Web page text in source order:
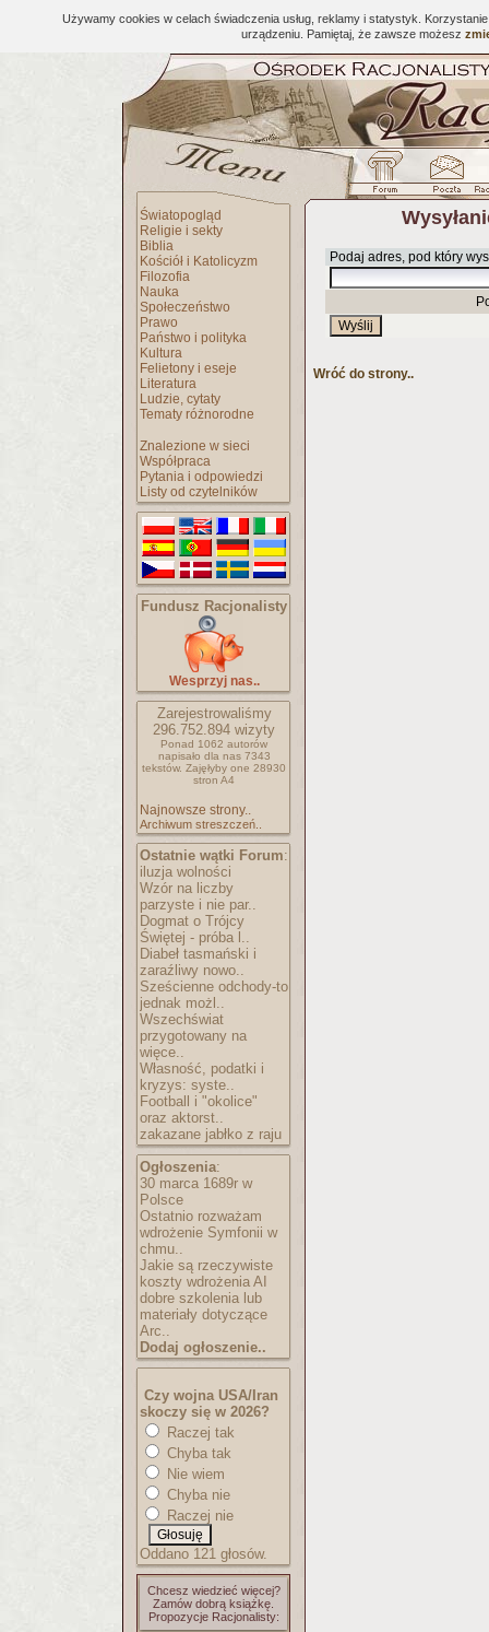
Używamy cookies w celach świadczenia usług, reklamy i statystyk.
urządzeniu. Pamiętaj, że zawsze możesz
Światopogląd
Religie i sekty
Biblia
Kościół i Katolicyzm
Filozofia
Nauka
Społeczeństwo
Prawo
Państwo i polityka
Kultura
Felietony i eseje
Literatura
Ludzie, cytaty
Tematy różnorodne
Znalezione w sieci
Współpraca
Pytania i odpowiedzi
Listy od czytelników
Fundusz Racjonalisty
Wesprzyj nas..
Zarejestrowaliśmy
296.752.894 wizyty
Ponad 1062 autorów
napisało dla nas 7343
tekstów. Zajęłyby one 28930
stron A4
Najnowsze strony..
Archiwum streszczeń..
Ostatnie wątki Forum:
iluzja wolności
Wzór na liczby
parzyste i nie par..
Dogmat o Trójcy
Świętej - próba l..
Diabeł tasmański i
zaraźliwy nowo..
Sześcienne odchody-to
jednak możl..
Wszechświat
przygotowany na
więce..
Własność, podatki i
kryzys: syste..
Football i "okolice"
oraz aktorst..
zakazane jabłko z raju
Ogłoszenia:
30 marca 1689r w
Polsce
Ostatnio rozważam
wdrożenie Symfonii w
chmu..
Jakie są rzeczywiste
koszty wdrożenia AI
dobre szkolenia lub
materiały dotyczące
Arc..
Dodaj ogłoszenie..
Czy wojna USA/Iran
skoczy się w 2026?
Raczej tak
Chyba tak
Nie wiem
Chyba nie
Raczej nie
Oddano 121 głosów.
Chcesz wiedzieć więcej?
Zamów dobrą książkę.
Propozycje Racjonalisty:
Podaj adres, pod który
Wróć do strony..